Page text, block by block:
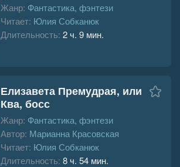
Жанр: Фантастика, фэнтези
Читает: Юлия Собканюк
Длительность: 2 ч. 9 мин.
Елизавета Премудрая, или
Ква, босс
Жанр: Фантастика, фэнтези
Автор: Марианна Красовская
Читает: Юлия Собканюк
Длительность: 8 ч. 54 мин.